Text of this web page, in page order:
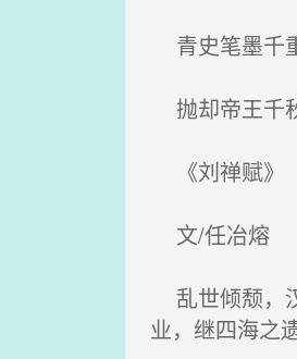
青史笔墨千
抛却帝王千
《刘禅赋》
文/任冶熔
乱世倾颓，
业，继四海之